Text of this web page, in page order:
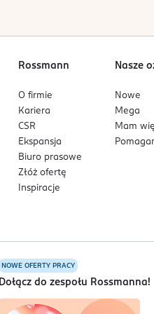
Rossmann
O firmie
Kariera
CSR
Ekspansja
Biuro prasowe
Złóż ofertę
Inspiracje
Nasze
Nowe
Mega
Mam
NOWE OFERTY PRACY
Dołącz do zespołu Rossmanna!